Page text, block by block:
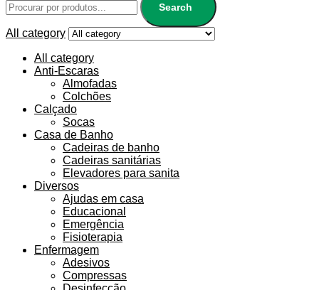
Search
All category
All category
Anti-Escaras
Almofadas
Colchões
Calçado
Socas
Casa de Banho
Cadeiras de banho
Cadeiras sanitárias
Elevadores para sanita
Diversos
Ajudas em casa
Educacional
Emergência
Fisioterapia
Enfermagem
Adesivos
Compressas